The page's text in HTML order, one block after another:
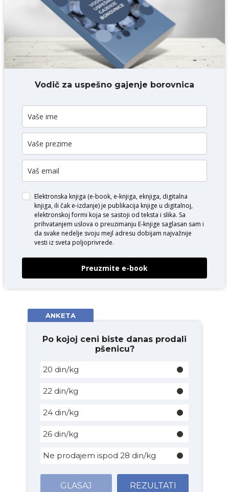
DODAJ KOMENTAR
Vodič za uspešno gajenje borovnica
Elektronska knjiga (e-book, e-knjiga, eknjiga, digitalna
knjiga, ili čak e-izdanje) je publikacija knjige u digitalnoj,
elektronskoj formi koja se sastoji od teksta i slika. Sa
prihvatanjem uslova o preuzimanju E-knjige saglasan sam i
da svake nedelje svoju mejl adresu dobijam najvažnije
vesti iz sveta poljoprivrede.
Preuzmite e-book
ANKETA
Po kojoj ceni biste danas prodali
pšenicu?
20 din/kg
22 din/kg
24 din/kg
26 din/kg
Ne prodajem ispod 28 din/kg
GLASAJ REZULTATI